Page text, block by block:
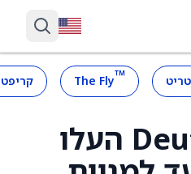
™
The Fly
Deutsche Bank העלו